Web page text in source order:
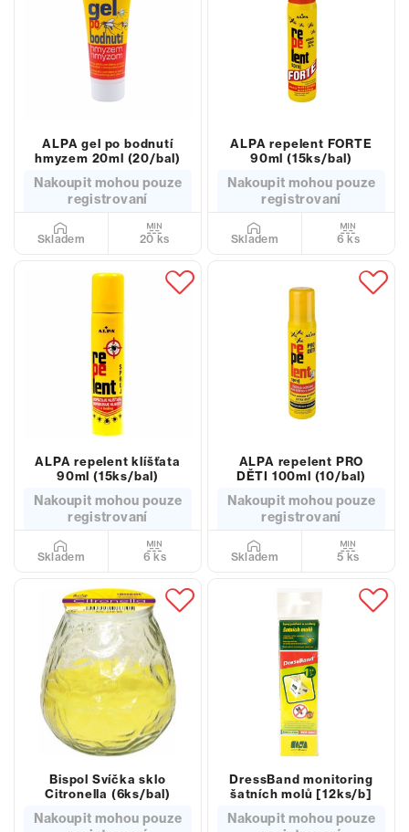
ALPA gel po bodnutí
hmyzem 20ml (20/bal)
Nakoupit mohou pouze
registrovaní
Skladem 20 ks
ALPA repelent FORTE
90ml (15ks/bal)
Nakoupit mohou pouze
registrovaní
Skladem 6 ks
ALPA repelent klíšťata
90ml (15ks/bal)
Nakoupit mohou pouze
registrovaní
Skladem 6 ks
ALPA repelent PRO
DĚTI 100ml (10/bal)
Nakoupit mohou pouze
registrovaní
Skladem 5 ks
Bispol Svíčka sklo
Citronella (6ks/bal)
Nakoupit mohou pouze
DressBand monitoring
šatních molů [12ks/b]
Nakoupit mohou pouze